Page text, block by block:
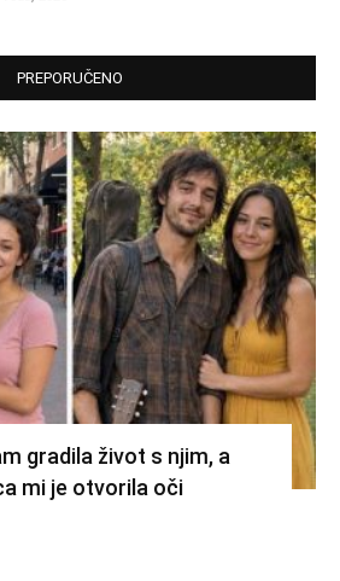
PREPORUČENO
gradila život s njim, a
mi je otvorila oči